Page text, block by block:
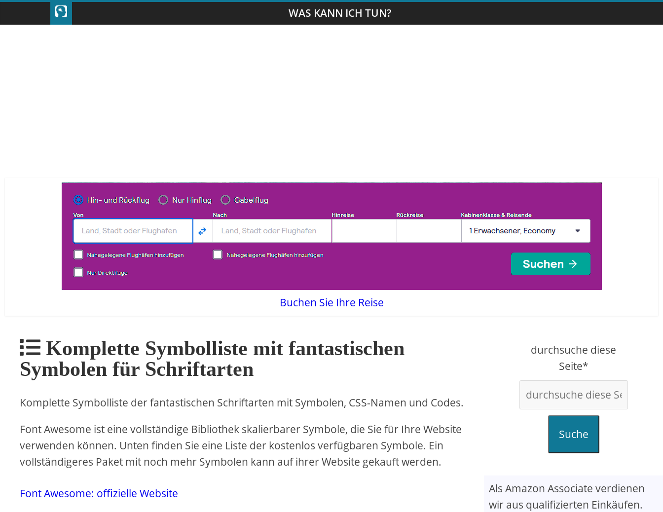
WAS KANN ICH TUN?
Buchen Sie Ihre Reise
Komplette Symbolliste mit fantastischen
Symbolen für Schriftarten
Komplette Symbolliste der fantastischen Schriftarten mit Symbolen, CSS-Namen und Codes.
Font Awesome ist eine vollständige Bibliothek skalierbarer Symbole, die Sie für Ihre Website
verwenden können. Unten finden Sie eine Liste der kostenlos verfügbaren Symbole. Ein
vollständigeres Paket mit noch mehr Symbolen kann auf ihrer Website gekauft werden.
Font Awesome: offizielle Website
durchsuche diese
Seite*
Suche
Als Amazon Associate verdienen
wir aus qualifizierten Einkäufen.